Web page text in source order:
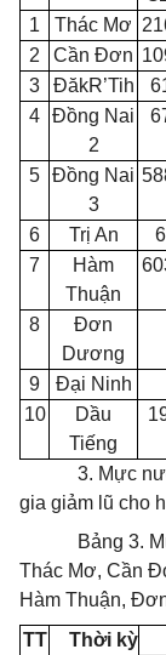
1
Thác Mơ
2
Cần Đơn
3
ĐăkR’Tih
4 Đồng Nai
2
5 Đồng Nai
3
6 Trị An
7
Hàm
Thuận
8
Đơn
Dương
9 Đại Ninh
10
Dầu
Tiếng
3. Mực
gia giảm lũ cho
Bảng 3.
Thác Mơ, Cần
Hàm Thuận,
TT
Thời kỳ